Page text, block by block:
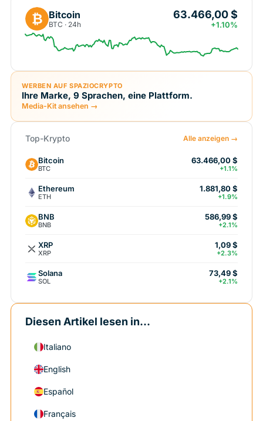
₿ Bitcoin
BTC · 24h
63.466,00 $
+1.10%
WERBEN AUF SPAZIOCRYPTO
Ihre Marke, 9 Sprachen, eine Plattform.
Media-Kit ansehen →
Top-Krypto Alle anzeigen →
Bitcoin
BTC
63.466,00 $
+1.1%
Ethereum
ETH
1.881,80 $
+1.9%
BNB
BNB
586,99 $
+2.1%
XRP
XRP
1,09 $
+2.3%
Solana
SOL
73,49 $
+2.1%
Diesen Artikel lesen in...
Italiano
English
Español
Français